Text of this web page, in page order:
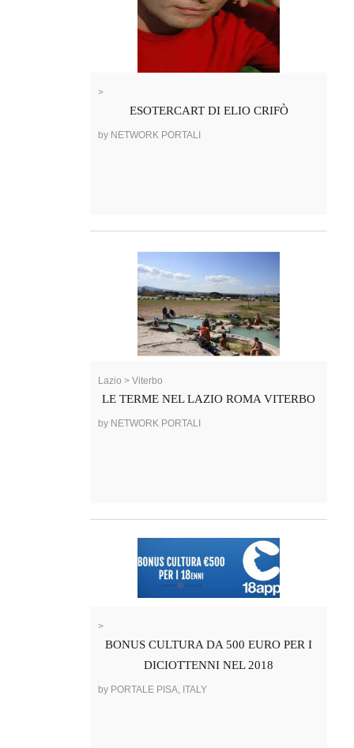
>
ESOTERCART DI ELIO CRIFÒ
by NETWORK PORTALI
Lazio > Viterbo
LE TERME NEL LAZIO ROMA VITERBO
by NETWORK PORTALI
>
BONUS CULTURA DA 500 EURO PER I
DICIOTTENNI NEL 2018
by PORTALE PISA, ITALY